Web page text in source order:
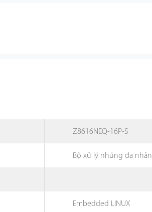
Z8616NEQ-16P-S
Bộ xử lý nhúng đa nhân
Embedded LINUX